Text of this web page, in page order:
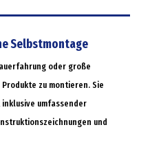
Selbstmontage
oder große
Produkte zu montieren. Sie
umfassender
und